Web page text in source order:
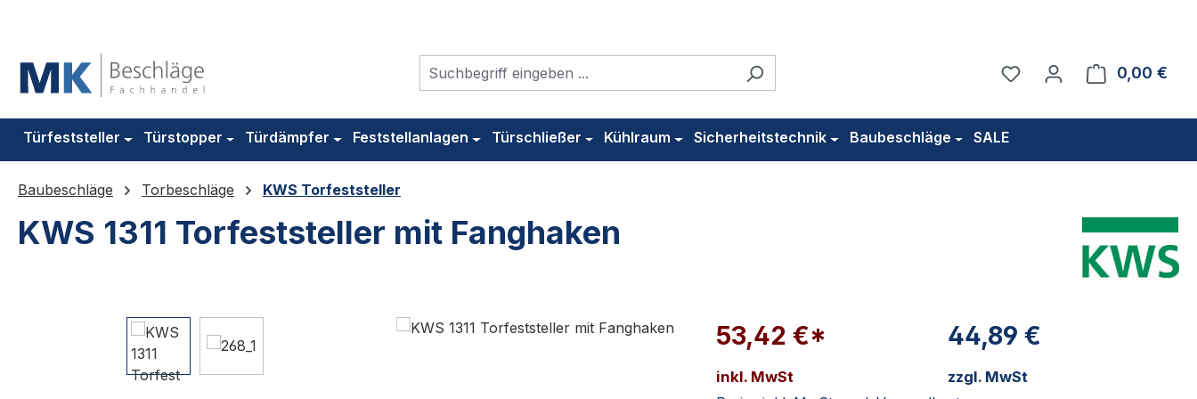
Du hast 0 Produkte auf
0,00 €
Türfeststeller Türstopper Türdämpfer Feststellanlagen Türschließer Kühlraum Sicherheitstechnik Baubeschläge SALE
Baubeschläge Torbeschläge KWS Torfeststeller
KWS 1311 Torfeststeller mit Fanghaken
53,42 €*
inkl. MwSt
44,89 €
zzgl. MwSt